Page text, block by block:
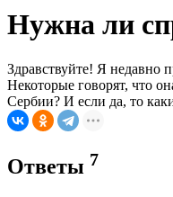
Нужна ли
Здравствуйте! Я
Некоторые говорят, что
Сербии? И если да, то
Ответы 7